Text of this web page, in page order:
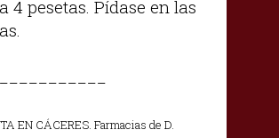
4 pesetas. Pídase en las
EN CÁCERES. Farmacias de D.